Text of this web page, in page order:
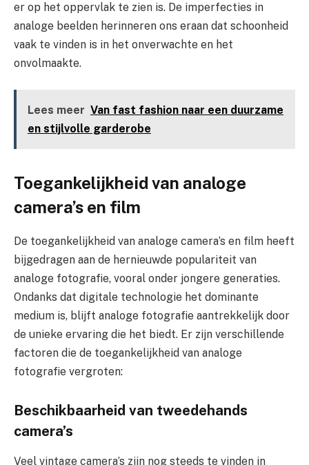
er op het oppervlak te zien is. De imperfecties in
analoge beelden herinneren ons eraan dat schoonheid
vaak te vinden is in het onverwachte en het
onvolmaakte.
Lees meer Van fast fashion naar een duurzame
en stijlvolle garderobe
Toegankelijkheid van analoge
camera’s en film
De toegankelijkheid van analoge camera’s en film heeft
bijgedragen aan de hernieuwde populariteit van
analoge fotografie, vooral onder jongere generaties.
Ondanks dat digitale technologie het dominante
medium is, blijft analoge fotografie aantrekkelijk door
de unieke ervaring die het biedt. Er zijn verschillende
factoren die de toegankelijkheid van analoge
fotografie vergroten:
Beschikbaarheid van tweedehands
camera’s
Veel vintage camera’s zijn nog steeds te vinden in